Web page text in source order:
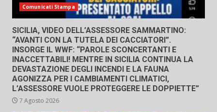
Comunicati Stampa
SICILIA, VIDEO DELL’ASSESSORE SAMMARTINO:
“AVANTI CON LA TUTELA DEI CACCIATORI”.
INSORGE IL WWF: “PAROLE SCONCERTANTI E
INACCETTABILI! MENTRE IN SICILIA CONTINUA LA
DEVASTAZIONE DEGLI INCENDI E LA FAUNA
AGONIZZA PER I CAMBIAMENTI CLIMATICI,
L’ASSESSORE VUOLE PROTEGGERE LE DOPPIETTE”
7 Agosto 2026